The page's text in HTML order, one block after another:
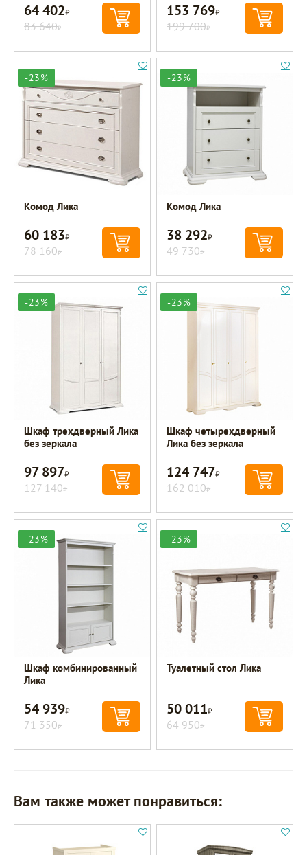
64 402Р
83 640Р
153 769Р
199 700Р
-23%
Комод Лика
60 183Р
78 160Р
-23%
Комод Лика
38 292Р
49 730Р
-23%
Шкаф трехдверный Лика
без зеркала
97 897Р
127 140Р
-23%
Шкаф четырехдверный
Лика без зеркала
124 747Р
162 010Р
-23%
Шкаф комбинированный
Лика
54 939Р
71 350Р
-23%
Туалетный стол Лика
50 011Р
64 950Р
Вам также может понравиться: